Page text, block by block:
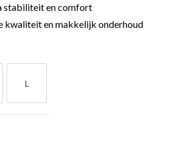
stabiliteit en comfort
kwaliteit en makkelijk onderhoud
L
L